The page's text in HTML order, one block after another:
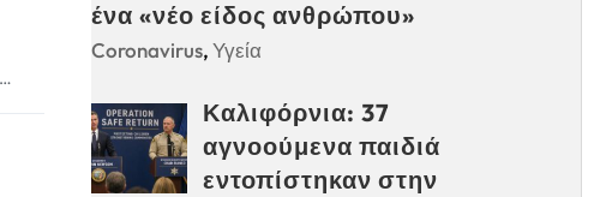
ένα «νέο είδος ανθρώπου»
Coronavirus,Υγεία
Καλιφόρνια: 37
αγνοούμενα παιδιά
εντοπίστηκαν στην